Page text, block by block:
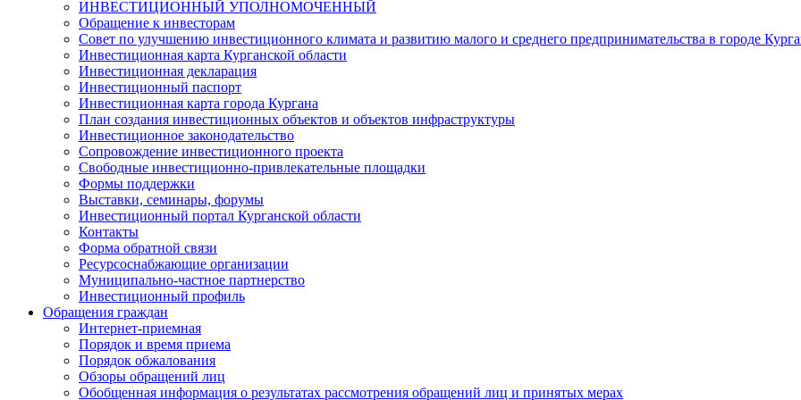
ИНВЕСТИЦИОННЫЙ УПОЛНОМОЧЕННЫЙ
Обращение к инвесторам
Совет по улучшению инвестиционного климата и развитию малого и среднего предпринимательства в городе
Инвестиционная карта Курганской области
Инвестиционная декларация
Инвестиционный паспорт
Инвестиционная карта города Кургана
План создания инвестиционных объектов и объектов инфраструктуры
Инвестиционное законодательство
Сопровождение инвестиционного проекта
Свободные инвестиционно-привлекательные площадки
Формы поддержки
Выставки, семинары, форумы
Инвестиционный портал Курганской области
Контакты
Форма обратной связи
Ресурсоснабжающие организации
Муниципально-частное партнерство
Инвестиционный профиль
Обращения граждан
Интернет-приемная
Порядок и время приема
Порядок обжалования
Обзоры обращений лиц
Обобщенная информация о результатах рассмотрения обращений лиц и принятых мерах